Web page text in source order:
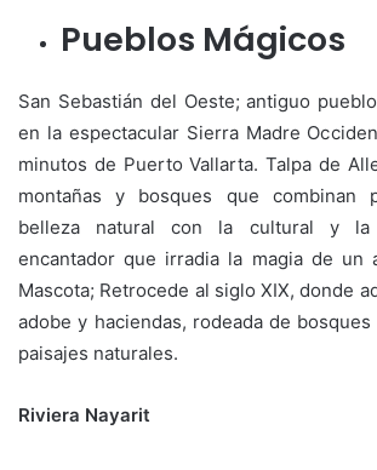
Pueblos Mágicos
San Sebastián del Oeste; antiguo
en la espectacular Sierra Madre
minutos de Puerto Vallarta. Talpa de
montañas y bosques que combinan
belleza natural con la cultural y la
encantador que irradia la magia de un
Mascota; Retrocede al siglo XIX, donde
adobe y haciendas, rodeada de
paisajes naturales.
Riviera Nayarit